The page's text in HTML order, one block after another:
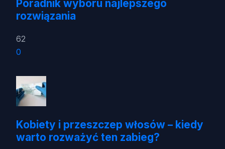
Poradnik wyboru najlepszego
rozwiązania
62
0
Kobiety i przeszczep włosów – kiedy
warto rozważyć ten zabieg?